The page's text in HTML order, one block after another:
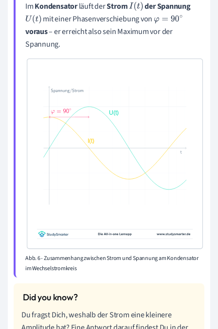
ImKondensatorläuft derStromI(t) derSpannung
U(t) mit einerPhasenverschiebung von φ=90 ∘
voraus– er erreicht also sein Maximum vor der
Spannung.
Abb. 6 - Zusammenhang zwischen Strom und Spannung am Kondensator
im Wechselstromkreis
Du fragst Dich, weshalb der Strom eine kleinere